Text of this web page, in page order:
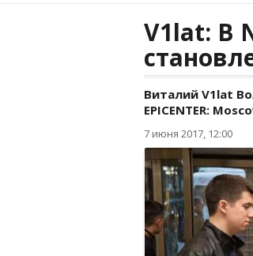
V1lat: В
Виталий V1lat
EPICENTER:
7 июня 2017, 12:00